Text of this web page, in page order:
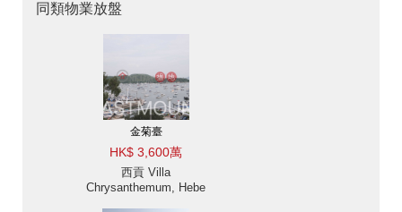
同類物業放盤
金菊臺
HK$ 3,600萬
西貢 Villa
Chrysanthemum, Hebe